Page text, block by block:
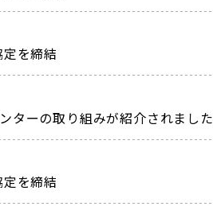
を締結
ターの取り組みが紹介されました
を締結